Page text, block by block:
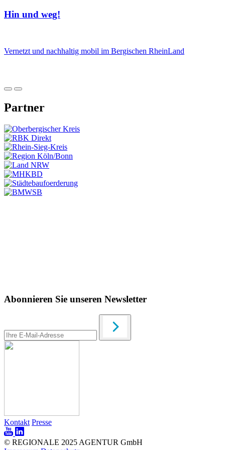
Hin und weg!
Vernetzt und nachhaltig mobil im Bergischen RheinLand
Partner
Abonnieren Sie unseren Newsletter
Kontakt Presse
© REGIONALE 2025 AGENTUR GmbH